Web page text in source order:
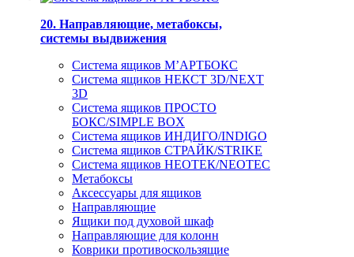
20. Направляющие, метабоксы,
системы выдвижения
Система ящиков М’АРТБОКС
Система ящиков НЕКСТ 3D/NEXT
3D
Система ящиков ПРОСТО
БОКС/SIMPLE BOX
Система ящиков ИНДИГО/INDIGO
Система ящиков СТРАЙК/STRIKE
Система ящиков НЕОТЕК/NEOTEC
Метабоксы
Аксессуары для ящиков
Направляющие
Ящики под духовой шкаф
Направляющие для колонн
Коврики противоскользящие